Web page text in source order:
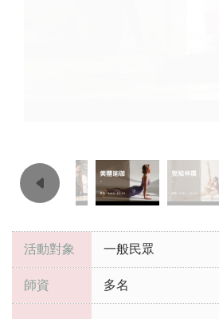
活動對象 一般民眾
師資 多名